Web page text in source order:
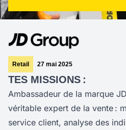
Retail 27 mai 2025
TES MISSIONS :
Ambassadeur de la marque
véritable expert de la vente :
service client, analyse des